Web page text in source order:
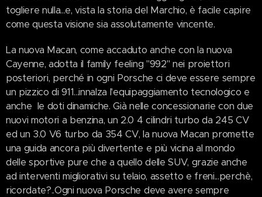
togliere nulla...e, vista la storia del Marchio, è facile capire
come questa visione sia assolutamente vincente.
La nuova Macan, come accaduto anche con la nuova
Cayenne, adotta il family feeling "992" nei proiettori
posteriori, perché in ogni Porsche ci deve essere sempre
un pizzico di 911...innalza l'equipaggiamento tecnologico e
anche le doti dinamiche. Già nelle concessionarie con due
nuovi motori a benzina, un 2.0 4 cilindri turbo da 245 CV
ed un 3.0 V6 turbo da 354 CV, la nuova Macan promette
una guida ancora più divertente e più vicina al mondo
delle sportive pure che a quello delle SUV, grazie anche
ad interventi migliorativi su telaio, assetto e freni...perchè,
ricordate?..Ogni nuova Porsche deve avere sempre